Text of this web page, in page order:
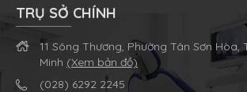
TRỤ SỞ CHÍNH
11 Sông Thương, Phường Tân Sơn Hòa,
Minh (Xem bản đồ)
(028) 6292 2245